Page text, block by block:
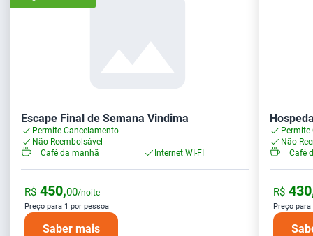
Escape Final de Semana Vindima
Permite Cancelamento
Não Reembolsável
Café da manhã
Internet WI-FI
R$ 450,00/noite
Preço para 1 por pessoa
Saber mais
Não
Café
R$
Preço